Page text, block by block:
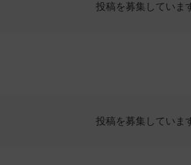
投稿を募集していま
投稿を募集していま